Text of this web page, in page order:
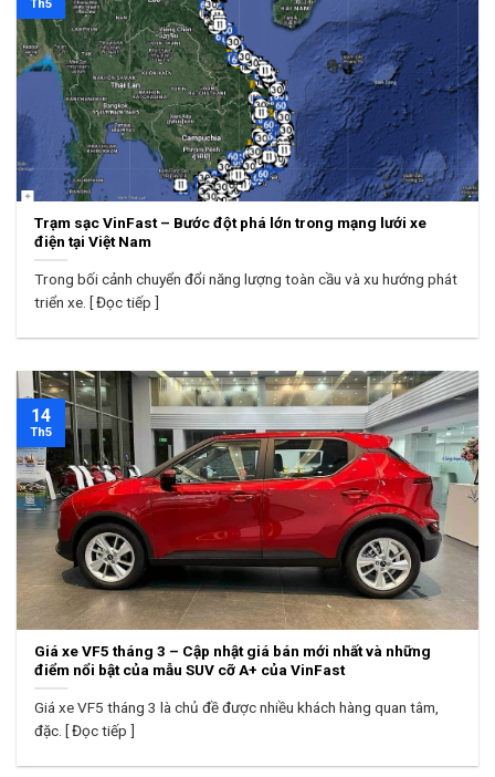
Trạm sạc VinFast – Bước đột phá lớn trong mạng lưới xe
điện tại Việt Nam
Trong bối cảnh chuyển đổi năng lượng toàn cầu và xu hướng phát
triển xe. [ Đọc tiếp ]
Th5
Giá xe VF5 tháng 3 – Cập nhật giá bán mới nhất và những
điểm nổi bật của mẫu SUV cỡ A+ của VinFast
Giá xe VF5 tháng 3 là chủ đề được nhiều khách hàng quan tâm,
đặc. [ Đọc tiếp ]
14
Th5